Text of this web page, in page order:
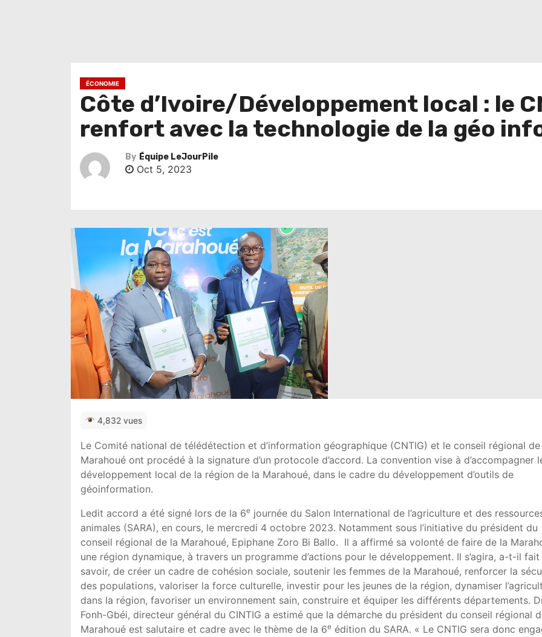
ÉCONOMIE
Côte d’Ivoire/Développement local : le
renfort avec la technologie de la géo
By Équipe LeJourPile
Oct 5, 2023
4,832 vues
Le Comité national de télédétection et d’information géographique (CNTIG) et le conseil régional
Marahoué ont procédé à la signature d’un protocole d’accord. La convention vise à d’accompagner
développement local de la région de la Marahoué, dans le cadre du développement d’outils de
géoinformation.
Ledit accord a été signé lors de la 6e journée du Salon International de l’agriculture et des
animales (SARA), en cours, le mercredi 4 octobre 2023. Notamment sous l’initiative du président du
conseil régional de la Marahoué, Epiphane Zoro Bi Ballo. Il a affirmé sa volonté de faire de la
une région dynamique, à travers un programme d’actions pour le développement. Il s’agira, a-t-il fait
savoir, de créer un cadre de cohésion sociale, soutenir les femmes de la Marahoué, renforcer la
des populations, valoriser la force culturelle, investir pour les jeunes de la région, dynamiser
dans la région, favoriser un environnement sain, construire et équiper les différents départements.
Fonh-Gbéi, directeur général du CINTIG a estimé que la démarche du président du conseil régional
Marahoué est salutaire et cadre avec le thème de la 6e édition du SARA. « Le CNTIG sera donc